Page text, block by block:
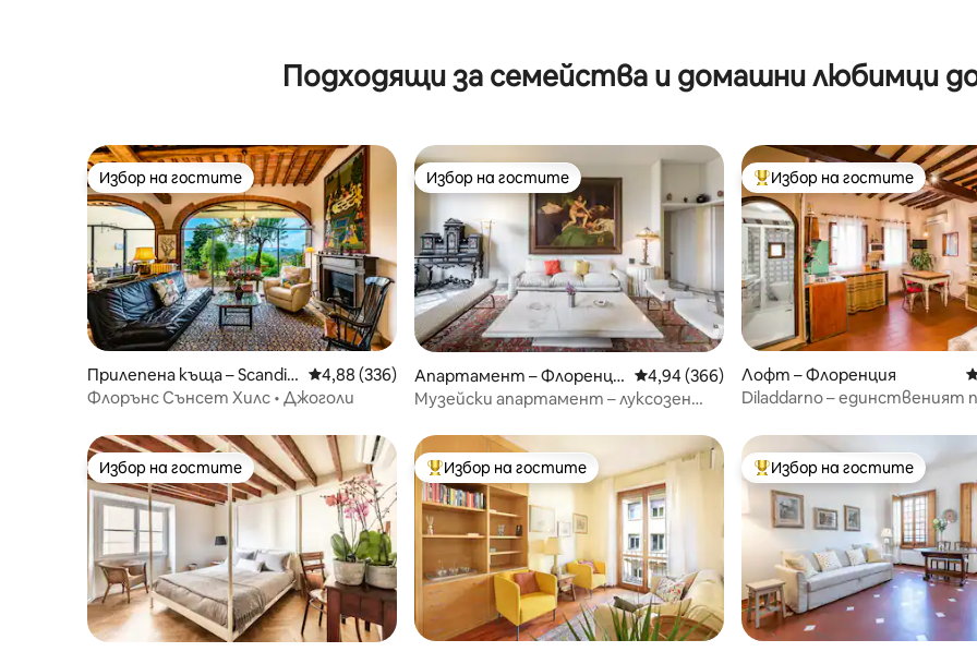
Подходящи за семейства и домашни любимци
Избор на гостите
Избор на гостите
Прилепена къща – Scandic
ci
Средна оценка: 4,88 от 5, 336 отзива
4,88 (336)
Флорънс Сънсет Хилс • Джоголи
Избор на гостите
Избор на гостите
Апартамент – Флоренци
я
Средна оценка: 4,94 от 5, 366 отзива
4,94 (366)
Музейски апартамент – луксозен
Най-популярен избор на
Избор на гостите
Лофт – Флоренция
Diladdarno – единственият
Избор на гостите
Избор на гостите Най-популярен избор на гостите
Избор на гостите Най-популярен избор на
Избор на гостите